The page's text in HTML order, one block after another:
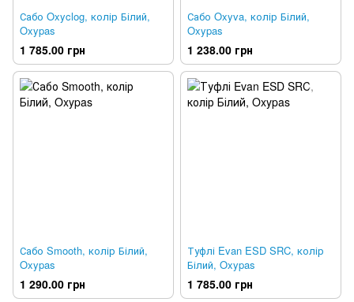
Сабо Oxyclog, колір Білий,
Oxypas
1 785.00 грн
Сабо Oxyva, колір Білий,
Oxypas
1 238.00 грн
Сабо Smooth, колір Білий,
Oxypas
1 290.00 грн
Туфлі Evan ESD SRC, колір
Білий, Oxypas
1 785.00 грн